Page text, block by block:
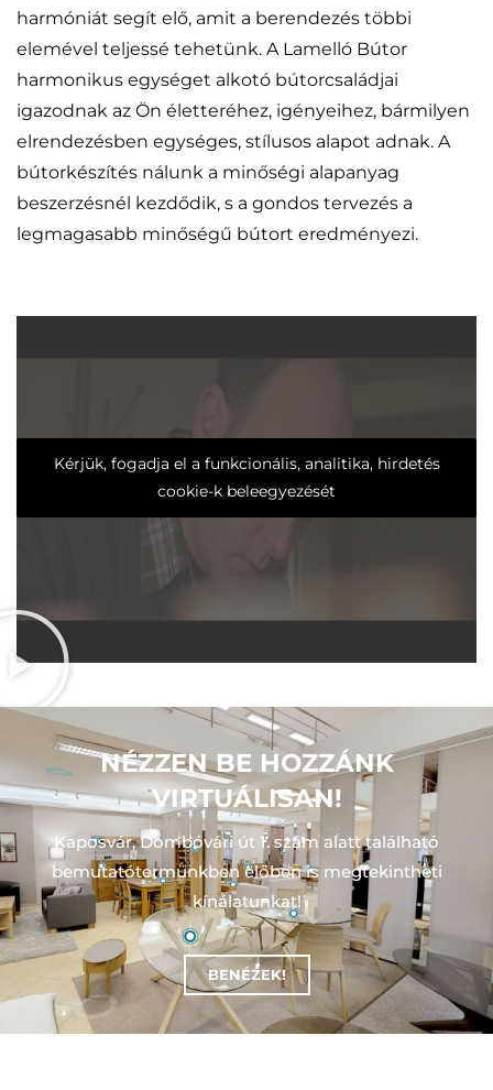
harmóniát segít elő, amit a berendezés többi
elemével teljessé tehetünk. A Lamelló Bútor
harmonikus egységet alkotó bútorcsaládjai
igazodnak az Ön életteréhez, igényeihez, bármilyen
elrendezésben egységes, stílusos alapot adnak. A
bútorkészítés nálunk a minőségi alapanyag
beszerzésnél kezdődik, s a gondos tervezés a
legmagasabb minőségű bútort eredményezi.
Kérjük, fogadja el a funkcionális, analitika, hirdetés
cookie-k beleegyezését
NÉZZEN BE HOZZÁNK
VIRTUÁLISAN!
Kaposvár, Dombóvári út 1. szám alatt található
bemutatótermünkben előben is megtekintheti
kínálatunkat!
BENÉZEK!